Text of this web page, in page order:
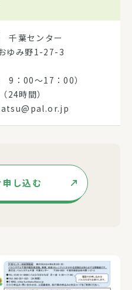
葉 千葉センター
ゆみ野1-27-3
9：00～17：00）
24時間）
申し込む